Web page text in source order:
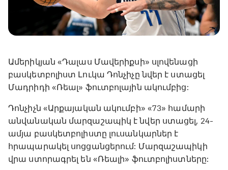
Ամերիկյան «Դալաս Մավերիքսի» սլովենացի
բասկետբոլիստ Լուկա Դոնչիչը նվեր է ստացել
Մադրիդի «Ռեալ» ֆուտբոլային ակումբից:
Դոնչիչն «Արքայական ակումբի» «73» համարի
անվանական մարզաշապիկ է նվեր ստացել, 24-
ամյա բասկետբոլիստը լուսանկարներ է
հրապարակել սոցցանցերում: Մարզաշապիկի
վրա ստորագրել են «Ռեալի» ֆուտբոլիստները: